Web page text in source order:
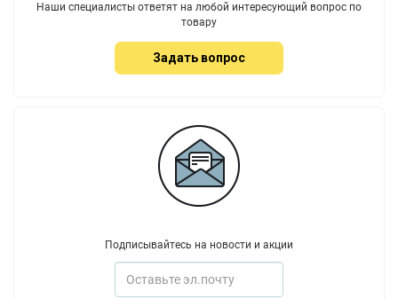
Наши специалисты ответят на любой интересующий вопрос по
товару
Задать вопрос
Подписывайтесь на новости и акции